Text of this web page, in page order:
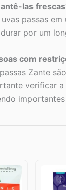
las
passas
por um
com
Zante
verificar